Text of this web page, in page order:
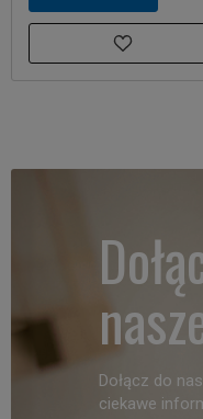
Dołącz do
ciekawe